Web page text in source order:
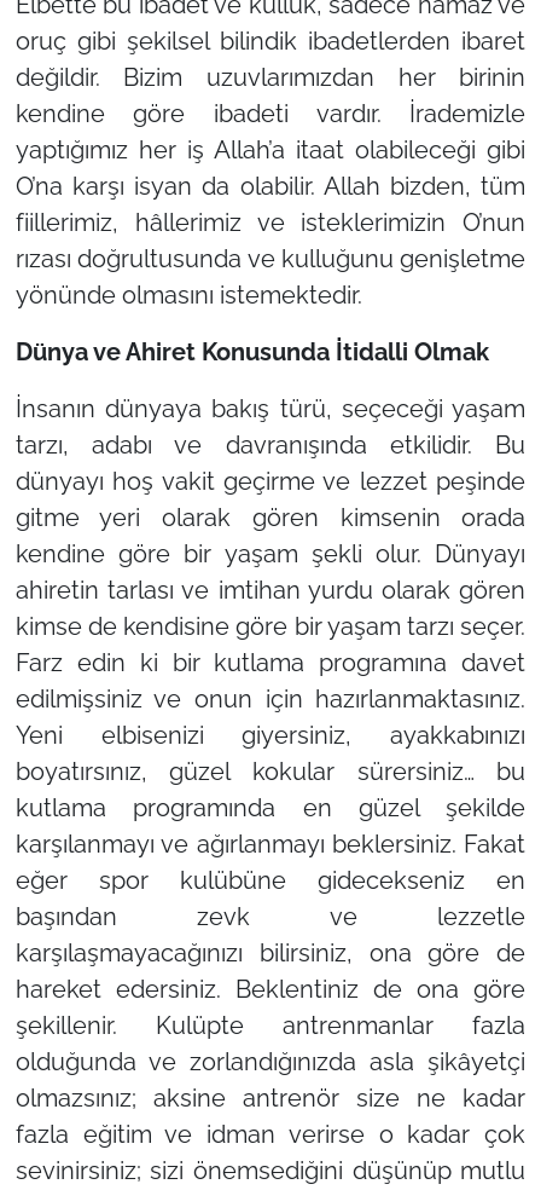
oruç gibi şekilsel bilindik ibadetlerden ibaret
değildir. Bizim uzuvlarımızdan her birinin
kendine göre ibadeti vardır. İrademizle
yaptığımız her iş Allah’a itaat olabileceği gibi
O’na karşı isyan da olabilir. Allah bizden, tüm
fiillerimiz, hâllerimiz ve isteklerimizin O’nun
rızası doğrultusunda ve kulluğunu genişletme
yönünde olmasını istemektedir.
Dünya ve Ahiret Konusunda İtidalli Olmak
İnsanın dünyaya bakış türü, seçeceği yaşam
tarzı, adabı ve davranışında etkilidir. Bu
dünyayı hoş vakit geçirme ve lezzet peşinde
gitme yeri olarak gören kimsenin orada
kendine göre bir yaşam şekli olur. Dünyayı
ahiretin tarlası ve imtihan yurdu olarak gören
kimse de kendisine göre bir yaşam tarzı seçer.
Farz edin ki bir kutlama programına davet
edilmişsiniz ve onun için hazırlanmaktasınız.
Yeni elbisenizi giyersiniz, ayakkabınızı
boyatırsınız, güzel kokular sürersiniz… bu
kutlama programında en güzel şekilde
karşılanmayı ve ağırlanmayı beklersiniz. Fakat
eğer spor kulübüne gidecekseniz en
başından zevk ve lezzetle
karşılaşmayacağınızı bilirsiniz, ona göre de
hareket edersiniz. Beklentiniz de ona göre
şekillenir. Kulüpte antrenmanlar fazla
olduğunda ve zorlandığınızda asla şikâyetçi
olmazsınız; aksine antrenör size ne kadar
fazla eğitim ve idman verirse o kadar çok
sevinirsiniz; sizi önemsediğini düşünüp mutlu